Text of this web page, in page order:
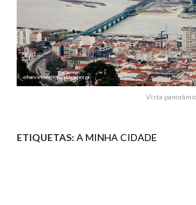
Vista
ETIQUETAS: A MINHA CIDADE